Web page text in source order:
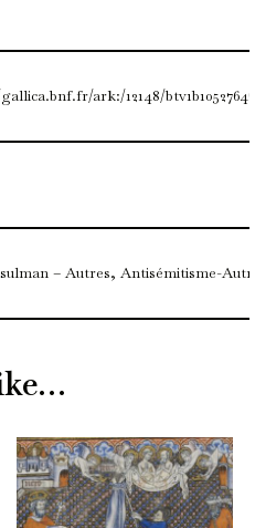
ark:/12148/
– Autres, Antisémitisme-